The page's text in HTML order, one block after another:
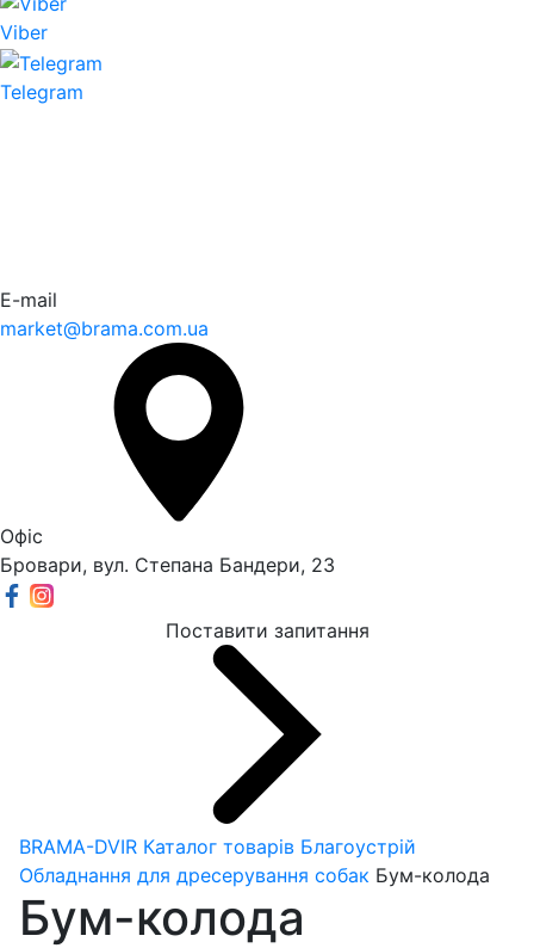
Viber
Telegram
E-mail
market@brama.com.ua
Офіс
Бровари, вул. Степана Бандери, 23
Поставити запитання
BRAMA-DVIR Каталог товарів Благоустрій
Обладнання для дресерування собак Бум-колода
Бум-колода